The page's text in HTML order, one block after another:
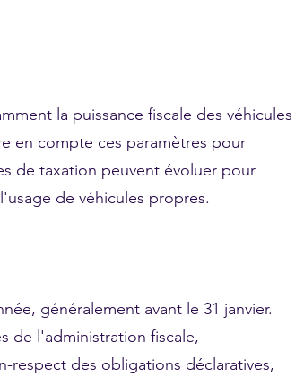
la puissance fiscale des véhicules
en compte ces paramètres pour
de taxation peuvent évoluer pour
de véhicules propres.
généralement avant le 31 janvier.
de l'administration fiscale,
respect des obligations déclaratives,